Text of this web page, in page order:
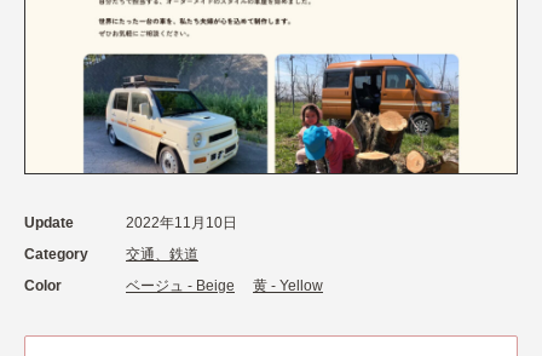
Update
2022年11月10日
Category
交通、鉄道
Color
ベージュ - Beige 黄 - Yellow